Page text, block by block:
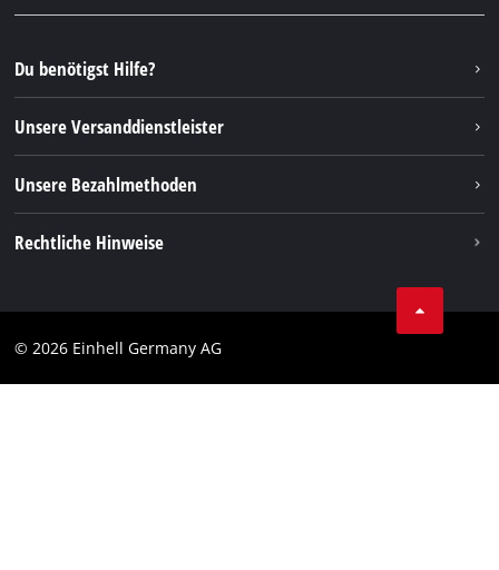
FAQs
Rücksendungen / Widerruf
Verpackungsrichtlinien
Hinweise zur Batterieentsorgung
Vertrag widerrufen
Instagram
TikTok
Pinterest
Linkedin
Du benötigst Hilfe?
Unsere Versanddienstleister
Unsere Bezahlmethoden
Rechtliche Hinweise
Impressum
© 2026 Einhell Germany AG